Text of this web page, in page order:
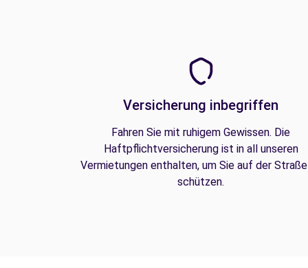
Versicherung inbegriffen
Fahren Sie mit ruhigem Gewissen. Die
Haftpflichtversicherung ist in all unseren
Vermietungen enthalten, um Sie auf der
schützen.